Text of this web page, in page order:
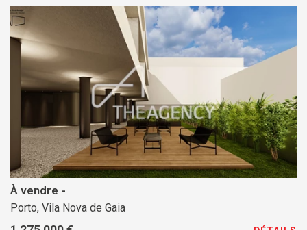
À vendre -
Porto, Vila Nova de Gaia